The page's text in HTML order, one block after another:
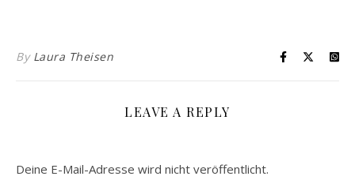
By Laura Theisen
LEAVE A REPLY
Deine E-Mail-Adresse wird nicht veröffentlicht.